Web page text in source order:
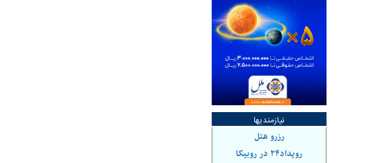
نیازمندیها
رزرو هتل
رویداد۲۴ در روبیکا